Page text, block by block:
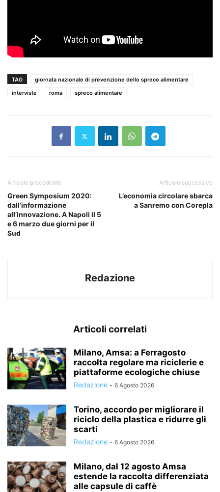
TAG
giornata nazionale di prevenzione dello spreco alimentare
interviste
roma spreco alimentare
Articolo precedente
Green Symposium 2020:
dall’informazione
all’innovazione. A Napoli il 5
e 6 marzo due giorni per il
Sud
Articolo successivo
L’economia circolare sbarca
a Sanremo con Corepla
Redazione
Articoli correlati
Milano, Amsa: a Ferragosto
raccolta regolare ma riciclerie e
piattaforme ecologiche chiuse
Redazione - 6 Agosto 2026
Torino, accordo per migliorare il
riciclo della plastica e ridurre gli
scarti
Redazione - 6 Agosto 2026
Milano, dal 12 agosto Amsa
estende la raccolta differenziata
alle capsule di caffè